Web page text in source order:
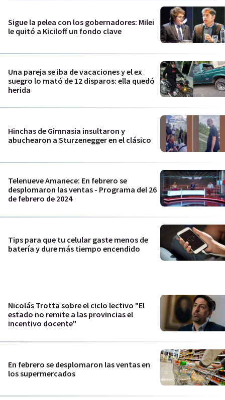
Sigue la pelea con los gobernadores: Milei
le quitó a Kiciloff un fondo clave
Una pareja se iba de vacaciones y el ex
suegro lo mató de 12 disparos: ella quedó
herida
Hinchas de Gimnasia insultaron y
abuchearon a Sturzenegger en el clásico
Telenueve Amanece: En febrero se
desplomaron las ventas - Programa del 26
de febrero de 2024
Tips para que tu celular gaste menos de
batería y dure más tiempo encendido
Nicolás Trotta sobre el ciclo lectivo "El
estado no remite a las provincias el
incentivo docente"
En febrero se desplomaron las ventas en
los supermercados